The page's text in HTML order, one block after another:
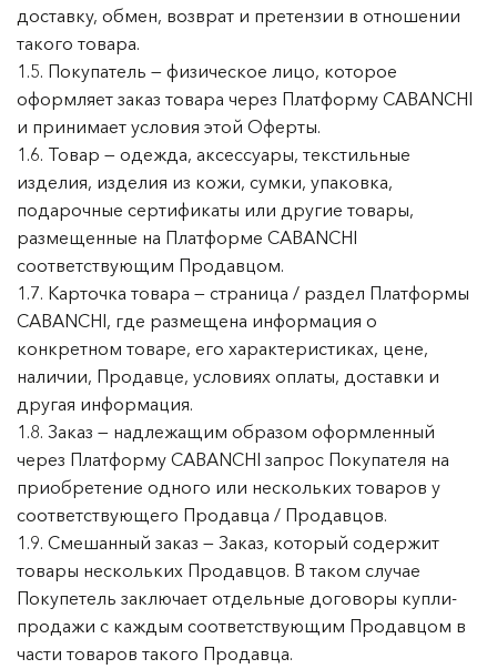
доставку, обмен, возврат и претензии в отношении
такого товара.
1.5. Покупатель — физическое лицо, которое
оформляет заказ товара через Платформу CABANCHI
и принимает условия этой Оферты.
1.6. Товар — одежда, аксессуары, текстильные
изделия, изделия из кожи, сумки, упаковка,
подарочные сертификаты или другие товары,
размещенные на Платформе CABANCHI
соответствующим Продавцом.
1.7. Карточка товара — страница / раздел Платформы
CABANCHI, где размещена информация о
конкретном товаре, его характеристиках, цене,
наличии, Продавце, условиях оплаты, доставки и
другая информация.
1.8. Заказ — надлежащим образом оформленный
через Платформу CABANCHI запрос Покупателя на
приобретение одного или нескольких товаров у
соответствующего Продавца / Продавцов.
1.9. Смешанный заказ — Заказ, который содержит
товары нескольких Продавцов. В таком случае
Покупетель заключает отдельные договоры купли-
продажи с каждым соответствующим Продавцом в
части товаров такого Продавца.